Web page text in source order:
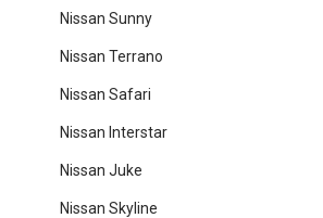
Nissan Sunny
Nissan Terrano
Nissan Safari
Nissan Interstar
Nissan Juke
Nissan Skyline